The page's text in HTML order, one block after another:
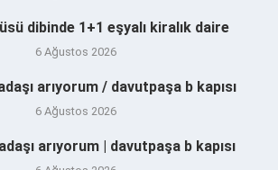
dibinde 1+1 eşyalı kiralık daire
6 Ağustos 2026
arıyorum / davutpaşa b kapısı
6 Ağustos 2026
arıyorum | davutpaşa b kapısı